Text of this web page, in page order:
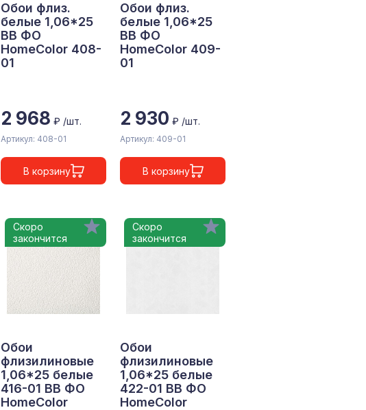
Обои флиз.
белые 1,06*25
ВВ ФО
HomeColor 408-
01
2 968 ₽ /шт.
Артикул: 408-01
В корзину
Обои флиз.
белые 1,06*25
ВВ ФО
HomeColor 409-
01
2 930 ₽ /шт.
Артикул: 409-01
В корзину
Скоро
закончится
Обои
флизилиновые
1,06*25 белые
416-01 ВВ ФО
HomeColor
Скоро
закончится
Обои
флизилиновые
1,06*25 белые
422-01 ВВ ФО
HomeColor